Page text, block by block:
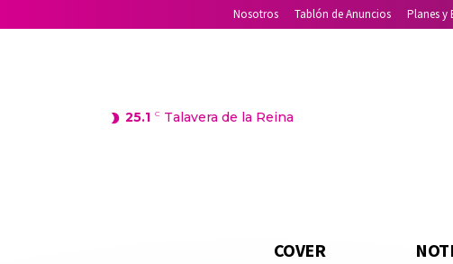
Nosotros Tablón de Anuncios Planes y
25.1 C Talavera de la Reina
COVER